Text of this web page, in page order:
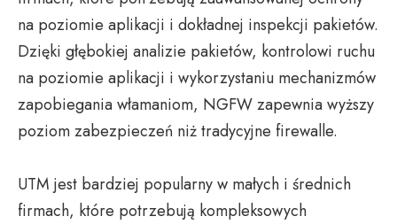
na poziomie aplikacji i dokładnej inspekcji pakietów.
Dzięki głębokiej analizie pakietów, kontrolowi ruchu
na poziomie aplikacji i wykorzystaniu mechanizmów
zapobiegania włamaniom, NGFW zapewnia wyższy
poziom zabezpieczeń niż tradycyjne firewalle.
UTM jest bardziej popularny w małych i średnich
firmach, które potrzebują kompleksowych